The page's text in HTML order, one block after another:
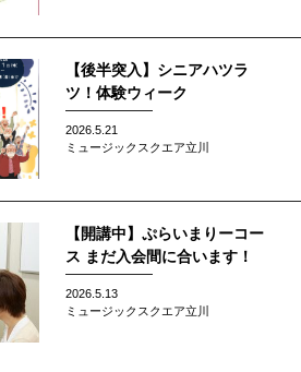
【後半突入】シニアハツラ
ツ！体験ウィーク
2026.5.21
ミュージックスクエア立川
【開講中】ぷらいまりーコー
ス まだ入会間に合います！
2026.5.13
ミュージックスクエア立川